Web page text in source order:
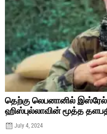
தெற்கு லெபனானில் இஸ்ரேல்
ஹிஸ்புல்லாவின் மூத்த
July 4, 2024